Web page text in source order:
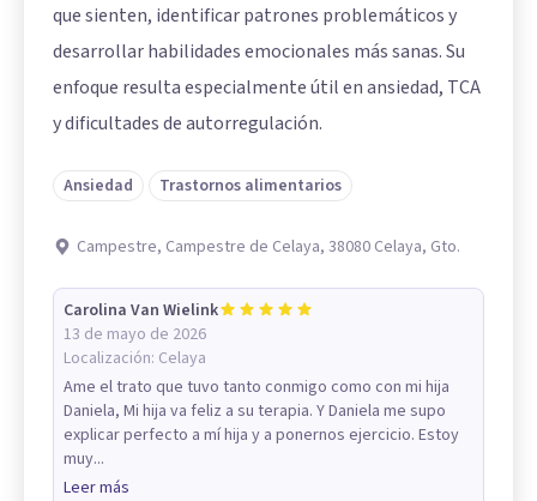
que sienten, identificar patrones problemáticos y
desarrollar habilidades emocionales más sanas. Su
enfoque resulta especialmente útil en ansiedad, TCA
y dificultades de autorregulación.
Ansiedad Trastornos alimentarios
Campestre, Campestre de Celaya, 38080 Celaya, Gto.
Carolina Van Wielink
13 de mayo de 2026
Localización: Celaya
Ame el trato que tuvo tanto conmigo como con mi hija
Daniela, Mi hija va feliz a su terapia. Y Daniela me supo
explicar perfecto a mí hija y a ponernos ejercicio. Estoy
muy...
Leer más